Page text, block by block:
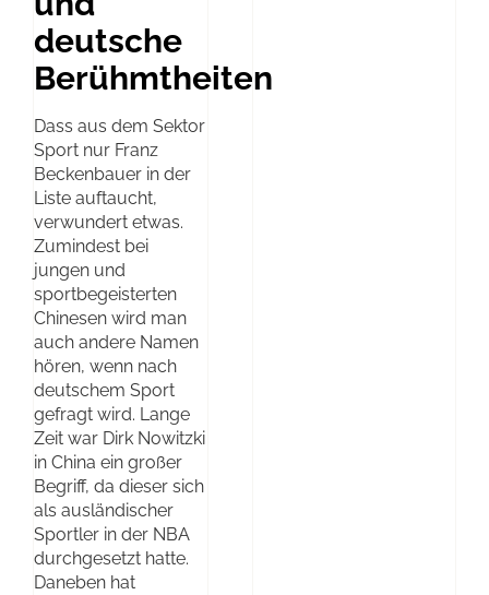
deutsche
Berühmtheiten
Dass aus dem Sektor
Sport nur Franz
Beckenbauer in der
Liste auftaucht,
verwundert etwas.
Zumindest bei
jungen und
sportbegeisterten
Chinesen wird man
auch andere Namen
hören, wenn nach
deutschem Sport
gefragt wird. Lange
Zeit war Dirk Nowitzki
in China ein großer
Begriff, da dieser sich
als ausländischer
Sportler in der NBA
durchgesetzt hatte.
Daneben hat